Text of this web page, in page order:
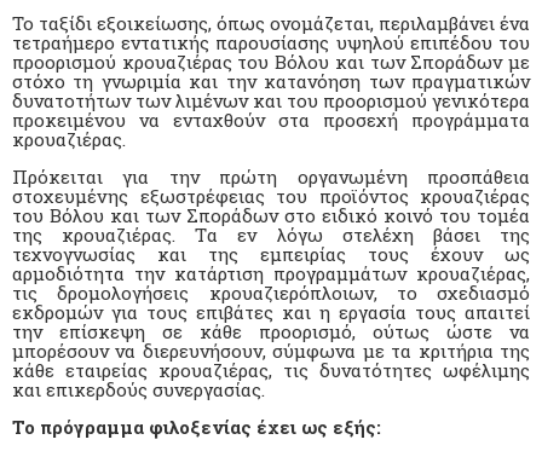
Το ταξίδι εξοικείωσης, όπως ονομάζεται, περιλαμβάνει ένα
τετραήμερο εντατικής παρουσίασης υψηλού επιπέδου του
προορισμού κρουαζιέρας του Βόλου και των Σποράδων με
στόχο τη γνωριμία και την κατανόηση των πραγματικών
δυνατοτήτων των λιμένων και του προορισμού γενικότερα
προκειμένου να ενταχθούν στα προσεχή προγράμματα
κρουαζιέρας.
Πρόκειται για την πρώτη οργανωμένη προσπάθεια
στοχευμένης εξωστρέφειας του προϊόντος κρουαζιέρας
του Βόλου και των Σποράδων στο ειδικό κοινό του τομέα
της κρουαζιέρας. Tα εν λόγω στελέχη βάσει της
τεχνογνωσίας και της εμπειρίας τους έχουν ως
αρμοδιότητα την κατάρτιση προγραμμάτων κρουαζιέρας,
τις δρομολογήσεις κρουαζιερόπλοιων, το σχεδιασμό
εκδρομών για τους επιβάτες και η εργασία τους απαιτεί
την επίσκεψη σε κάθε προορισμό, ούτως ώστε να
μπορέσουν να διερευνήσουν, σύμφωνα με τα κριτήρια της
κάθε εταιρείας κρουαζιέρας, τις δυνατότητες ωφέλιμης
και επικερδούς συνεργασίας.
Το πρόγραμμα φιλοξενίας έχει ως εξής: